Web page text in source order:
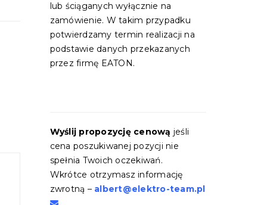
lub ściąganych wyłącznie na
zamówienie. W takim przypadku
potwierdzamy termin realizacji na
podstawie danych przekazanych
przez firmę EATON.
Wyślij propozycję cenową jeśli
cena poszukiwanej pozycji nie
spełnia Twoich oczekiwań.
Wkrótce otrzymasz informację
zwrotną – albert@elektro-team.pl